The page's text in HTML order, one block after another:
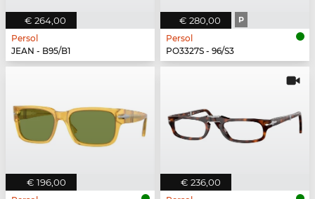
€ 264,00
Persol
JEAN - B95/B1
€ 280,00 P
Persol
PO3327S - 96/S3
€ 196,00 € 236,00